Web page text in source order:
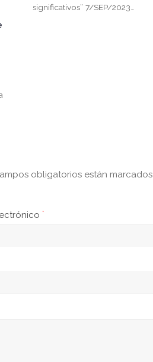
significativos” 7/SEP/2023…
obligatorios están marcados
*